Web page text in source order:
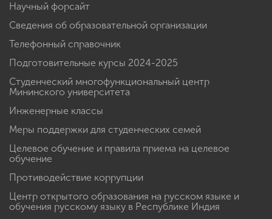
Научный форсайт
Сведения об образовательной организации
Телефонный справочник
Подготовительные курсы 2024-2025
Студенческий многофункциональный центр
Мининского университета
Инженерные классы
Меры поддержки для студенческих семей
Целевое обучение и правила приема на целевое
обучение
Противодействие коррупции
Центр открытого образования на русском языке и
обучения русскому языку в Республике Индия